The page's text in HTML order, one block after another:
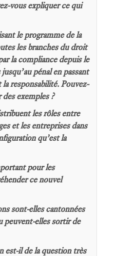
vous expliquer ce qui
le programme de la
les branches du droit
la compliance depuis le
pénal en passant
responsabilité. Pouvez-
exemples ?
les rôles entre
et les entreprises dans
qu’est la
pour les
ce nouvel
sont-elles cantonnées
peuvent-elles sortir de
est-il de la question très